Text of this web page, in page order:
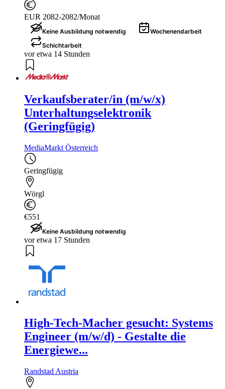
EUR 2082-2082/Monat
Keine Ausbildung notwendig
Wochenendarbeit
Schichtarbeit
vor etwa 14 Stunden
Verkaufsberater/in (m/w/x)
Unterhaltungselektronik
(Geringfügig)
MediaMarkt Österreich
Geringfügig
Wörgl
€551
Keine Ausbildung notwendig
vor etwa 17 Stunden
High-Tech-Macher gesucht: Systems
Engineer (m/w/d) - Gestalte die
Energiewe...
Randstad Austria